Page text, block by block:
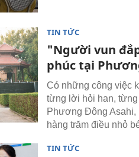
TIN TỨC
"Người vun
phúc tại
Có những công việc
từng lời hỏi han,
Phương Đông Asahi,
hàng trăm điều nhỏ
TIN TỨC